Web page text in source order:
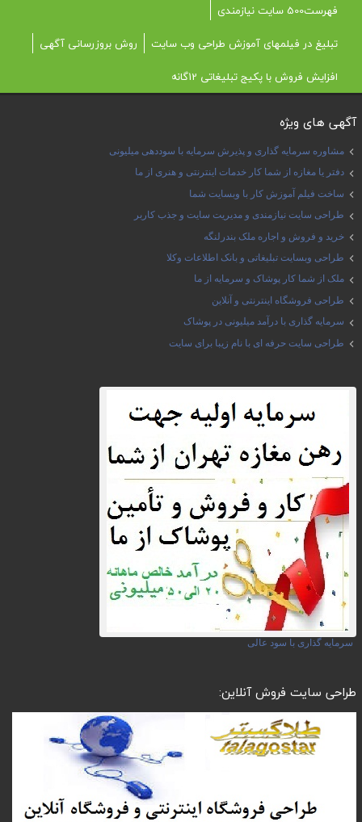
فهرست500 سایت نیازمندی
تبلیغ در فیلمهای آموزش طراحی وب سایت
روش بروزرسانی آگهی
افزایش فروش با پکیج تبلیغاتی 12گانه
آگهی های ویژه
مشاوره سرمایه گذاری و پذیرش سرمایه با سوددهی میلیونی
دفتر یا مغازه از شما کار خدمات اینترنتی و هنری از ما
ساخت فیلم آموزش کار با وبسایت شما
طراحی سایت نیازمندی و مدیریت سایت و جذب کاربر
خرید و فروش و اجاره ملک بندرلنگه
طراحی وبسایت تبلیغاتی و بانک اطلاعات وکلا
ملک از شما کار پوشاک و سرمایه از ما
طراحی فروشگاه اینترنتی و آنلاین
سرمایه گذاری با درآمد میلیونی در پوشاک
طراحی سایت حرفه ای با نام زیبا برای سایت
سرمایه گذاری با سود عالی
طراحی سایت فروش آنلاین: